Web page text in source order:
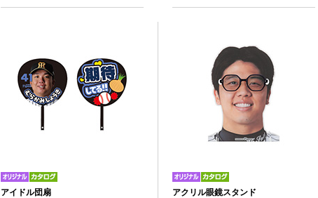
アイドル団扇
アクリル眼鏡スタンド